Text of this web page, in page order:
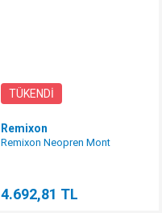
TÜKENDİ
Remixon
Remixon Neopren Mont
4.692,81 TL